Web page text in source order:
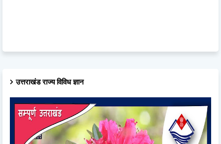
उत्तराखंड राज्य विविध ज्ञान